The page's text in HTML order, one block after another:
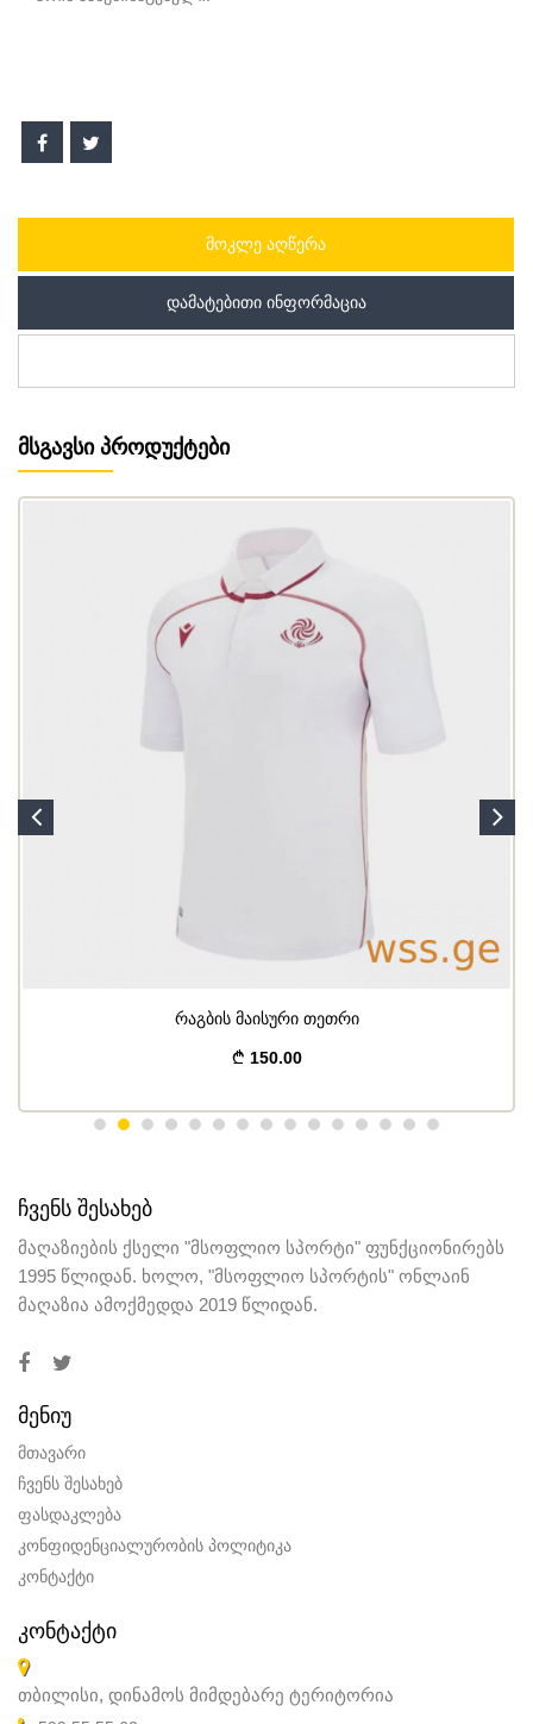
ᲛᲝᲙᲚᲔ ᲐᲦᲬᲔᲠᲐ
ᲓᲐᲛᲐᲢᲔᲑᲘᲗᲘ ᲘᲜᲤᲝᲠᲛᲐᲪᲘᲐ
ᲛᲡᲒᲐᲕᲡᲘ ᲞᲠᲝᲓᲣᲥᲢᲔᲑᲘ
რაგბის მაისური თეთრი
150.00
ᲩᲕᲔᲜᲡ ᲨᲔᲡᲐᲮᲔᲑ
მაღაზიების ქსელი "მსოფლიო სპორტი" ფუნქციონირებს
1995 წლიდან. ხოლო, "მსოფლიო სპორტის" ონლაინ
მაღაზია ამოქმედდა 2019 წლიდან.
ᲛᲔᲜᲘᲣ
მთავარი
ჩვენს შესახებ
ფასდაკლება
კონფიდენციალურობის პოლიტიკა
კონტაქტი
ᲙᲝᲜᲢᲐᲥᲢᲘ
თბილისი, დინამოს მიმდებარე ტერიტორია